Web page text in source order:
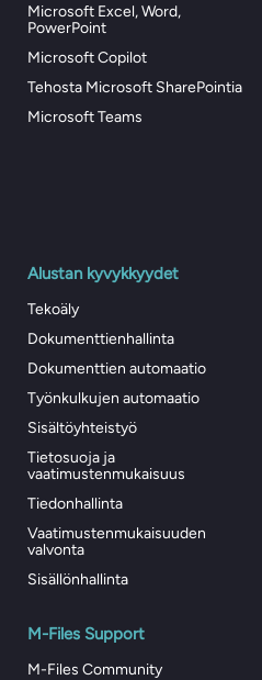
Microsoft Excel, Word,
PowerPoint
Microsoft Copilot
Tehosta Microsoft SharePointia
Microsoft Teams
Alustan kyvykkyydet
Tekoäly
Dokumenttienhallinta
Dokumenttien automaatio
Työnkulkujen automaatio
Sisältöyhteistyö
Tietosuoja ja
vaatimustenmukaisuus
Tiedonhallinta
Vaatimustenmukaisuuden
valvonta
Sisällönhallinta
M-Files Support
M-Files Community